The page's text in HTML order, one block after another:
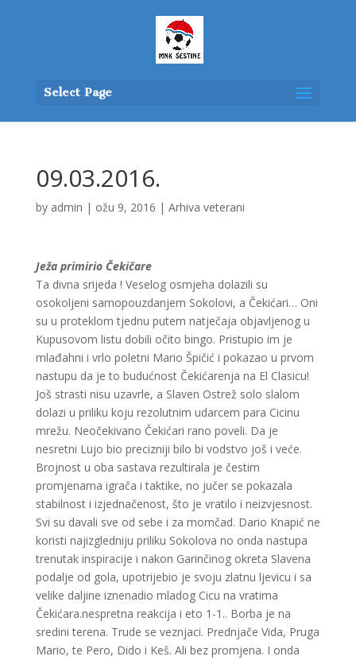
Select Page
09.03.2016.
by admin | ožu 9, 2016 | Arhiva veterani
Ježa primirio Čekičare
Ta divna srijeda ! Veselog osmjeha dolazili su
osokoljeni samopouzdanjem Sokolovi, a Čekićari… Oni
su u proteklom tjednu putem natječaja objavljenog u
Kupusovom listu dobili očito bingo. Pristupio im je
mlađahni i vrlo poletni Mario Špičić i pokazao u prvom
nastupu da je to budućnost Čekićarenja na El Clasicu!
Još strasti nisu uzavrle, a Slaven Ostrež solo slalom
dolazi u priliku koju rezolutnim udarcem para Cicinu
mrežu. Neočekivano Čekićari rano poveli. Da je
nesretni Lujo bio precizniji bilo bi vodstvo još i veće.
Brojnost u oba sastava rezultirala je čestim
promjenama igrača i taktike, no jučer se pokazala
stabilnost i izjednačenost, što je vratilo i neizvjesnost.
Svi su davali sve od sebe i za momčad. Dario Knapić ne
koristi najizgledniju priliku Sokolova no onda nastupa
trenutak inspiracije i nakon Garinčinog okreta Slavena
podalje od gola, upotrijebio je svoju zlatnu ljevicu i sa
velike daljine iznenadio mladog Cicu na vratima
Čekićara.nespretna reakcija i eto 1-1.. Borba je na
sredini terena. Trude se veznjaci. Prednjače Vida, Pruga
Mario, te Pero, Dido i Keš. Ali bez promjena. I onda